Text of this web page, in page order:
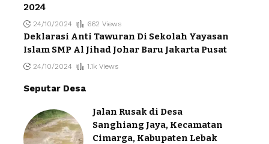
2024
24/10/2024 662 Views
Deklarasi Anti Tawuran Di Sekolah Yayasan
Islam SMP Al Jihad Johar Baru Jakarta Pusat
24/10/2024 1.1k Views
Seputar Desa
Jalan Rusak di Desa
Sanghiang Jaya, Kecamatan
Cimarga, Kabupaten Lebak